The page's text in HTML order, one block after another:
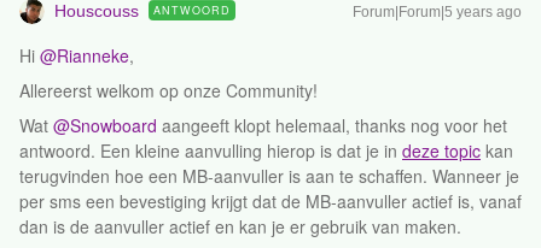
Houscouss ANTWOORD Forum|Forum|5 years ago
Hi @Rianneke,
Allereerst welkom op onze Community!
Wat @Snowboard aangeeft klopt helemaal, thanks nog voor het
antwoord. Een kleine aanvulling hierop is dat je in deze topic kan
terugvinden hoe een MB-aanvuller is aan te schaffen. Wanneer je
per sms een bevestiging krijgt dat de MB-aanvuller actief is, vanaf
dan is de aanvuller actief en kan je er gebruik van maken.